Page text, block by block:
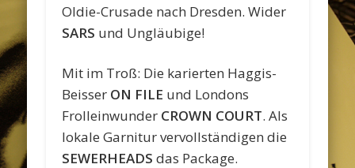
Oldie-Crusade nach Dresden. Wider
SARS und Ungläubige!
Mit im Troß: Die karierten Haggis-
Beisser ON FILE und Londons
Frolleinwunder CROWN COURT. Als
lokale Garnitur vervollständigen die
SEWERHEADS das Package.